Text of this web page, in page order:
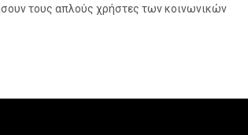
τους απλούς χρήστες των κοινωνικών